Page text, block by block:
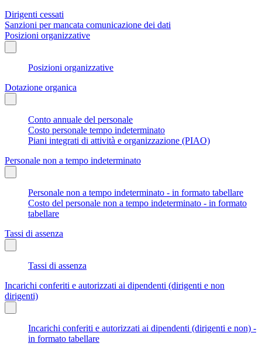
Dirigenti cessati
Sanzioni per mancata comunicazione dei dati
Posizioni organizzative
Posizioni organizzative
Dotazione organica
Conto annuale del personale
Costo personale tempo indeterminato
Piani integrati di attività e organizzazione (PIAO)
Personale non a tempo indeterminato
Personale non a tempo indeterminato - in formato tabellare
Costo del personale non a tempo indeterminato - in formato
tabellare
Tassi di assenza
Tassi di assenza
Incarichi conferiti e autorizzati ai dipendenti (dirigenti e non
dirigenti)
Incarichi conferiti e autorizzati ai dipendenti (dirigenti e non) -
in formato tabellare